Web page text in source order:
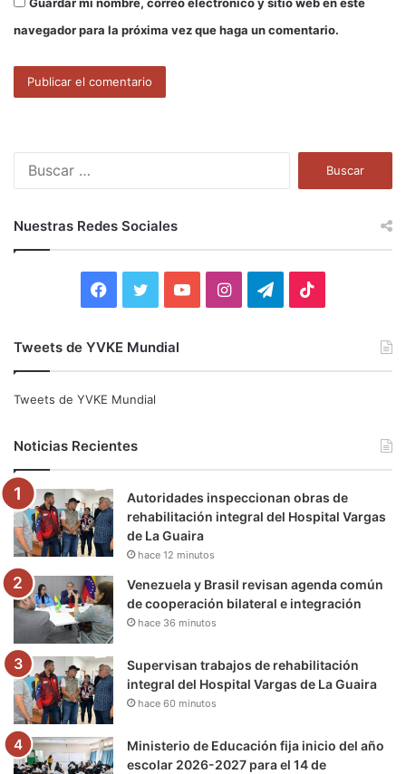
navegador para la próxima vez que haga un comentario.
:
Nuestras Redes Sociales
e
o
o
k
t
e
r
b
e
I
g
r
m
r
a
k
Tweets de YVKE Mundial
Tweets de YVKE Mundial
Noticias Recientes
Autoridades inspeccionan obras de
rehabilitación integral del Hospital Vargas
de La Guaira
hace 12 minutos
Venezuela y Brasil revisan agenda común
de cooperación bilateral e integración
hace 36 minutos
Supervisan trabajos de rehabilitación
integral del Hospital Vargas de La Guaira
hace 60 minutos
Ministerio de Educación fija inicio del año
escolar 2026-2027 para el 14 de